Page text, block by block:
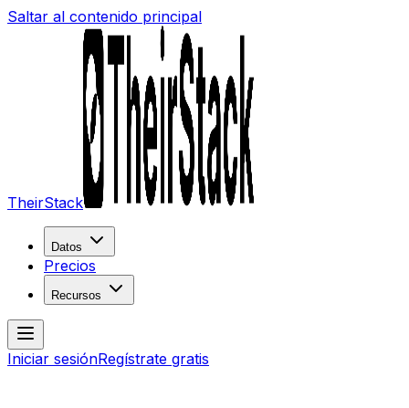
Saltar al contenido principal
TheirStack
Datos
Precios
Recursos
Iniciar sesiónRegístrate gratis